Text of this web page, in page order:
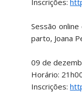
Sessão
parto, Joana
09 de
Horário:
Inscrições: